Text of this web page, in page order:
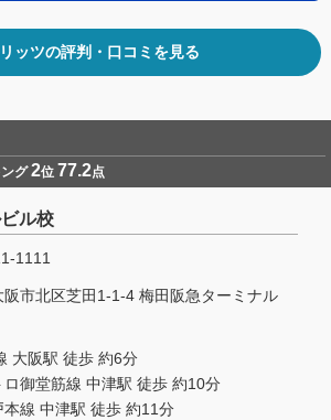
ッツの評判・口コミを見る
グ2位 77.2点
ル校
1111
阪市北区芝田1-1-4 梅田阪急ターミナル
大阪駅 徒歩 約6分
ロ御堂筋線 中津駅 徒歩 約10分
本線 中津駅 徒歩 約11分